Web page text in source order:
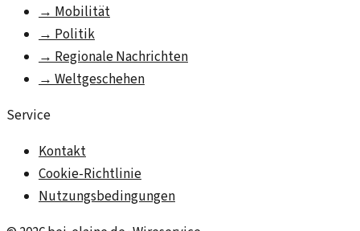
→ Mobilität
→ Politik
→ Regionale Nachrichten
→ Weltgeschehen
Service
Kontakt
Cookie-Richtlinie
Nutzungsbedingungen